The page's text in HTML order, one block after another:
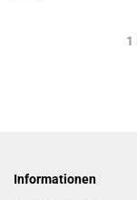
1
Informationen